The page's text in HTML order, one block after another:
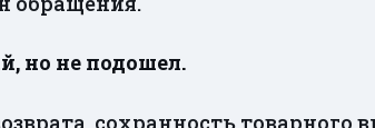
но не подошел.
сохранность товарного